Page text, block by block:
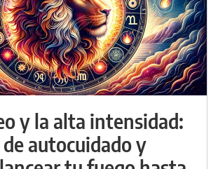
y la alta intensidad:
autocuidado y